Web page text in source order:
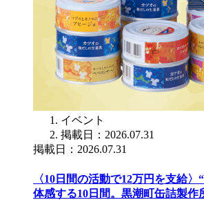
イベント
掲載日：2026.07.31
掲載日：2026.07.31
〈10日間の活動で12万円を支給
体感する10日間。黒潮町缶詰製作